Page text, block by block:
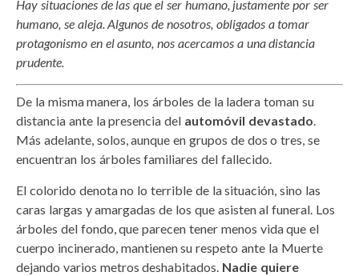
Hay situaciones de las que el ser humano, justamente por ser
humano, se aleja. Algunos de nosotros, obligados a tomar
protagonismo en el asunto, nos acercamos a una distancia
prudente.
De la misma manera, los árboles de la ladera toman su
distancia ante la presencia del automóvil devastado.
Más adelante, solos, aunque en grupos de dos o tres, se
encuentran los árboles familiares del fallecido.
El colorido denota no lo terrible de la situación, sino las
caras largas y amargadas de los que asisten al funeral. Los
árboles del fondo, que parecen tener menos vida que el
cuerpo incinerado, mantienen su respeto ante la Muerte
dejando varios metros deshabitados. Nadie quiere